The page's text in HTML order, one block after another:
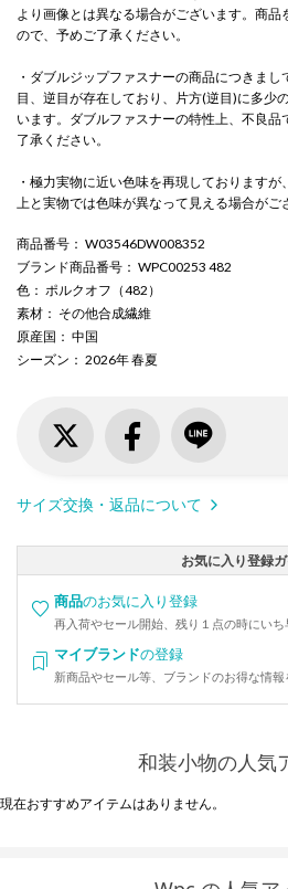
より画像とは異なる場合がございます。商
ので、予めご了承ください。
・ダブルジップファスナーの商品につきま
目、逆目が存在しており、片方(逆目)に多少
います。ダブルファスナーの特性上、不良
了承ください。
・極力実物に近い色味を再現しております
上と実物では色味が異なって見える場合がご
商品番号 ： W03546DW008352
ブランド商品番号 ： WPC00253 482
色 ： ポルクオフ（482）
素材 ： その他合成繊維
原産国 ： 中国
シーズン ： 2026年 春夏
サイズ交換・返品について
お気に入り登録
商品のお気に入り登録
再入荷やセール開始、残り１点の時にい
マイブランドの登録
新商品やセール等、ブランドのお得な情
和装小物の人気
現在おすすめアイテムはありません。